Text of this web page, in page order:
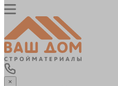
×